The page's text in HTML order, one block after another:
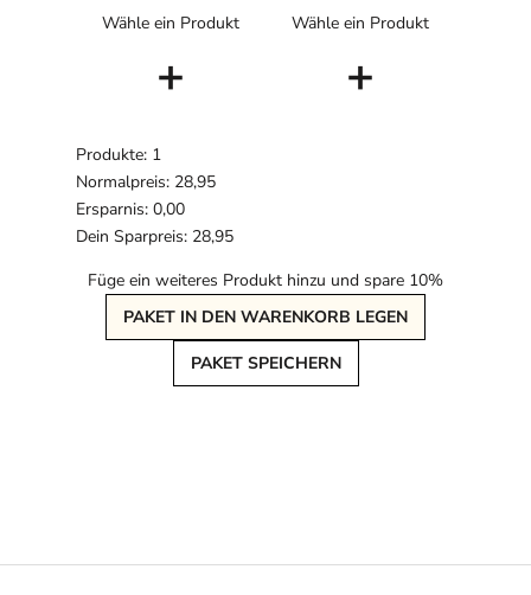
Wähle ein Produkt
+
Wähle ein Produkt
+
Produkte: 1
Normalpreis: 28,95
Ersparnis: 0,00
Dein Sparpreis: 28,95
Füge ein weiteres Produkt hinzu und spare 10%
PAKET IN DEN WARENKORB LEGEN
PAKET SPEICHERN